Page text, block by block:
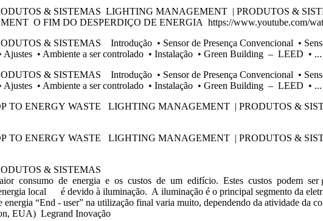
& SISTEMAS LIGHTING MANAGEMENT | PRODUTOS &
O FIM DO DESPERDIÇO DE ENERGIA https://www.youtube.com/
& SISTEMAS Introdução • Sensor de Presença Convencional •
Ajustes • Ambiente a ser controlado • Instalação • Green Building – LEED •
& SISTEMAS Introdução • Sensor de Presença Convencional •
Ajustes • Ambiente a ser controlado • Instalação • Green Building – LEED •
TO ENERGY WASTE LIGHTING MANAGEMENT | PRODUTOS &
TO ENERGY WASTE LIGHTING MANAGEMENT | PRODUTOS &
& SISTEMAS
maior consumo de energia e os custos de um edifício. Estes custos podem
local é devido à iluminação. A iluminação é o principal segmento da
“End - user” na utilização final varia muito, dependendo da atividade da
EUA) Legrand Inovação